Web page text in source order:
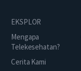
EKSPLOR
Mengapa
Telekesehatan?
Cerita Kami